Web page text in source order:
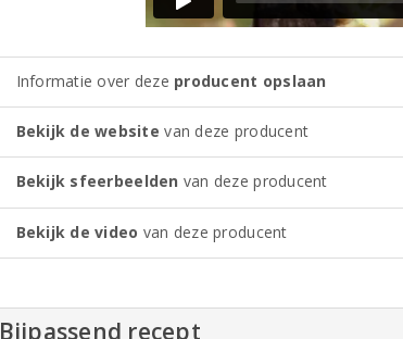
Informatie over deze producent opslaan
Bekijk de website van deze producent
Bekijk sfeerbeelden van deze producent
Bekijk de video van deze producent
Bijpassend recept